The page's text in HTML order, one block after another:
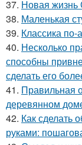
37. Новая жизнь
38. Маленькая
39. Классика по-
40. Несколько
способны
сделать его
41. Правильная
деревянном
42. Как сделать
руками: